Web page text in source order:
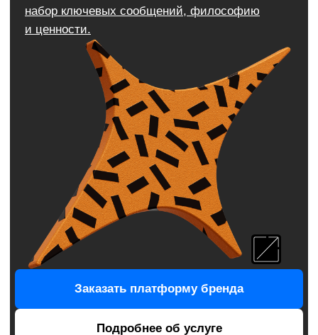
Подробнее об услуге
Брендбук
Документ, в котором собрана вся стратегически
важная информация о компании:
позиционирование, ценности, элементы
фирменного стиля, правила и рекомендации
по использованию.